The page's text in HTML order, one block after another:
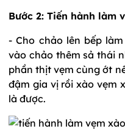
Bước 2: Tiến hành làm
- Cho chảo lên bếp
vào chảo thêm sả thái
phần thịt vẹm cùng ớt
đậm gia vị rồi xào vẹm
là được.